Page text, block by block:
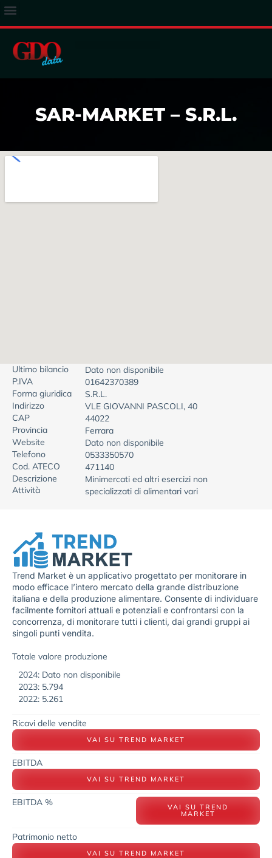
SAR-MARKET – S.R.L.
Ultimo bilancio
Dato non disponibile
P.IVA
01642370389
Forma giuridica
S.R.L.
Indirizzo
VLE GIOVANNI PASCOLI, 40
CAP
44022
Provincia
Ferrara
Website
Dato non disponibile
Telefono
0533350570
Cod. ATECO
471140
Descrizione
Attività
Minimercati ed altri esercizi non
specializzati di alimentari vari
Trend Market è un applicativo progettato per monitorare in
modo efficace l’intero mercato della grande distribuzione
italiana e della produzione alimentare. Consente di individuare
facilmente fornitori attuali e potenziali e confrontarsi con la
concorrenza, di monitorare tutti i clienti, dai grandi gruppi ai
singoli punti vendita.
Totale valore produzione
2024: Dato non disponibile
2023: 5.794
2022: 5.261
Ricavi delle vendite
VAI SU TREND MARKET
EBITDA
VAI SU TREND MARKET
EBITDA % VAI SU TREND
MARKET
Patrimonio netto
VAI SU TREND MARKET